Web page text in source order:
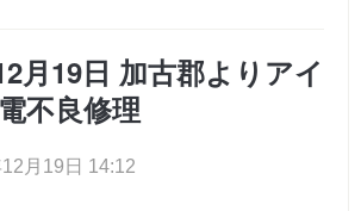
月19日 加古郡よりアイ
不良修理
月19日 14:12